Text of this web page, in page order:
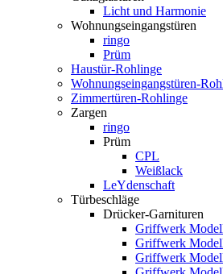
Licht und Harmonie
Wohnungseingangstüren
ringo
Prüm
Haustür-Rohlinge
Wohnungseingangstüren-
Zimmertüren-Rohlinge
Zargen
ringo
Prüm
CPL
Weißlack
LeYdenschaft
Türbeschläge
Drücker-Garnituren
Griffwerk
Griffwerk
Griffwerk